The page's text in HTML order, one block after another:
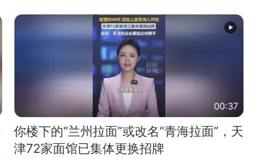
00:37
你楼下的“兰州拉面”或改名“青海拉面”，天
津72家面馆已集体更换招牌